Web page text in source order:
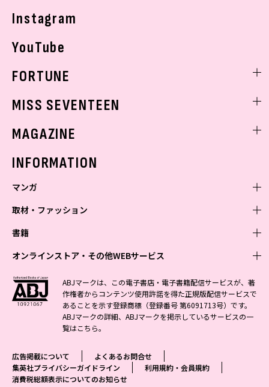
Instagram
YouTube
FORTUNE
MISS SEVENTEEN
MAGAZINE
INFORMATION
マンガ
少年マンガ
Vジャンプ
最強ジャンプ
少年ジャンプ+
ジャンプTOON
ジャンプルーキー！
S-MANGA
青年マンガ
ZEBRACK
S-MANGA
集英社ジャンプリミックス
週刊ヤングジャンプ
ヤングジャンプ定期購読デジタル
少女マンガ
ZEBRACK
S-MANGA
集英社コミック文庫
マーガレット
別冊マーガレット
女性マンガ
ジャンプTOON
集英社コミック文庫
マンガMee公式サイト
リマコミ
取材・ファッション
ファッション・美容
BAILA
MAQUIA
eclat
T JAPAN
芸能・情報・スポーツ
週プレNEWS
週プレ グラジャパ!
書籍
文芸・文庫・総合
小説すばる
集英社 文芸ステーション
web 集英社文庫
アジア人物史
学芸・ノンフィクション・新書
1日5分で、明日は変わる よみタイ yomitai
集英社学芸部 - 学芸・ノンフィクション
集英社ビジネス書
集英社新書プラス - 知の水先案内人
kotoba
ライトノベル・ノベライズ
集英社オレンジ文庫
JUMP j-BOOKS
ダッシュエックス文庫公式サイト
集英社Webマガジン コバルト
集英社の児童図書 S-KIDS.LAND
オンラインストア・その他WEBサービス
オンラインストア
OTO
SHUEISHA MANGA-ART HERITAGE
ジャンプキャラクターズストア
HAPPY PLUS STORE
SHUEISHA VOX
LEEマルシェ
その他WEBサービス
集英社アドナビ
集英社エディターズ・ラボ
ABJマークは、この電子書店・電子書籍配信サービスが、著
作権者からコンテンツ使用許諾を得た正規版配信サービスで
あることを示す登録商標（登録番号 第6091713号）です。
ABJマークの詳細、ABJマークを掲示しているサービスの一
覧はこちら。
広告掲載について
よくあるお問合せ
集英社プライバシーガイドライン
利用規約・会員規約
消費税総額表示についてのお知らせ